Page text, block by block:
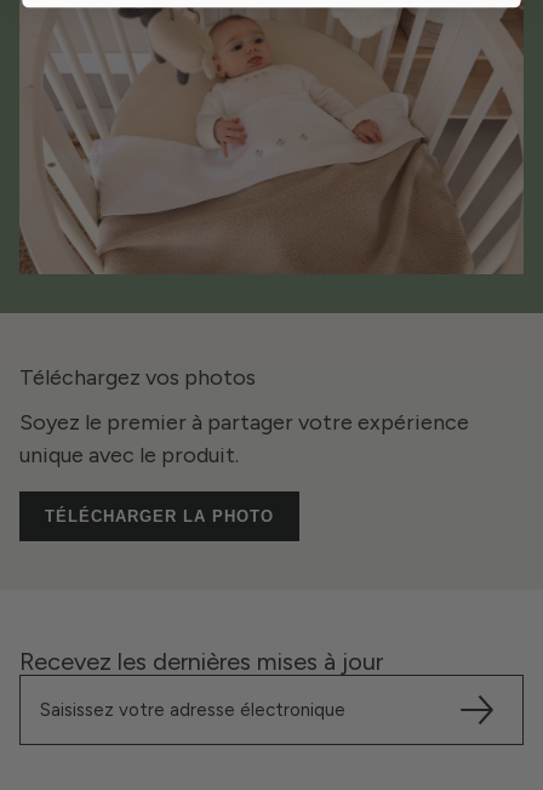
Téléchargez vos photos
Soyez le premier à partager votre expérience
unique avec le produit.
TÉLÉCHARGER LA PHOTO
Recevez les dernières mises à jour